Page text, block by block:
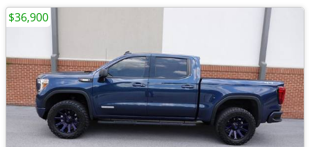
$36,900